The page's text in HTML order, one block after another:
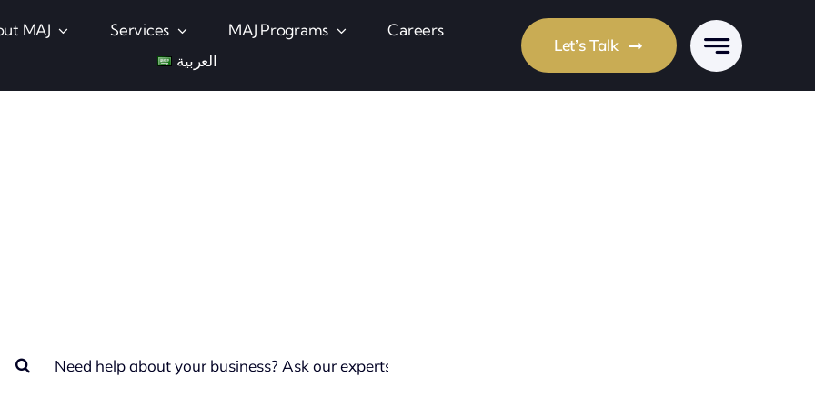
MAJ Services MAJ Programs
Careers
العربية
Let’s Talk